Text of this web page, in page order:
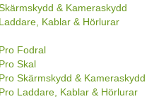
& Kameraskydd
Kablar & Hörlurar
Fodral
Skal
Skärmskydd & Kameraskydd
Laddare, Kablar & Hörlurar